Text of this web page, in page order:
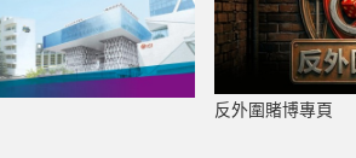
反外圍賭博專頁